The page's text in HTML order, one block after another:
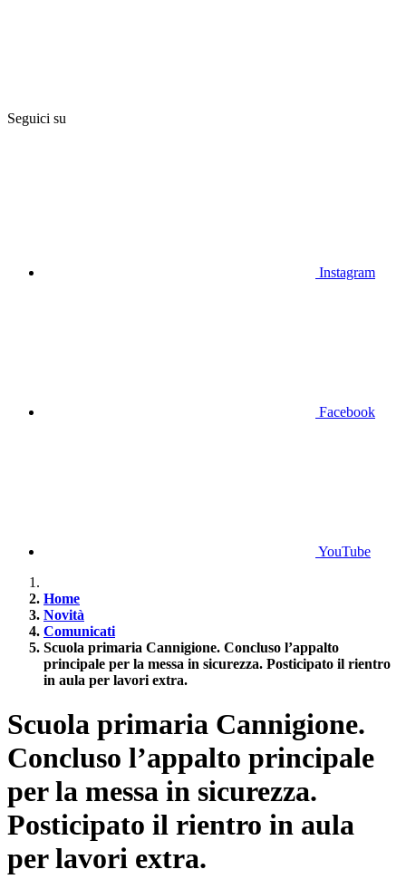
Seguici su
Instagram
Facebook
YouTube
Home
Novità
Comunicati
Scuola primaria Cannigione. Concluso l’appalto
principale per la messa in sicurezza. Posticipato il rientro
in aula per lavori extra.
Scuola primaria Cannigione.
Concluso l’appalto principale
per la messa in sicurezza.
Posticipato il rientro in aula
per lavori extra.